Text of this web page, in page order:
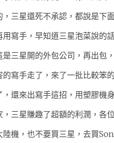
三星還死不承認，都說是下
寫手，早知道三星泡菜說的
三星開的外包公司，再出包
寫手走了，來了一批比較笨的
還來出寫手這招，用塑膠機
三星賺趣了超額的利潤，各
機，也不要買三星，去買